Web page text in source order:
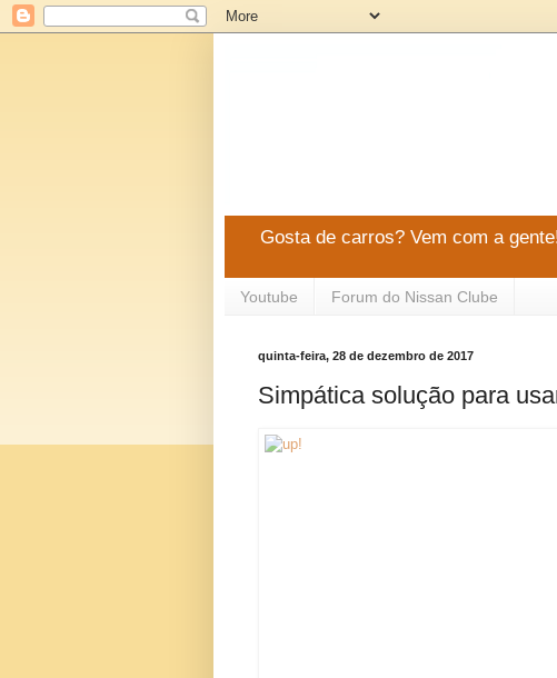
Gosta de carros? Vem com a
Youtube Forum do Nissan Clube
quinta-feira, 28 de dezembro de 2017
Simpática solução para